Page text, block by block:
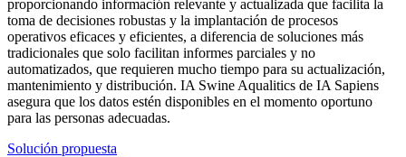
proporcionando información relevante y actualizada que facilita la
toma de decisiones robustas y la implantación de procesos
operativos eficaces y eficientes, a diferencia de soluciones más
tradicionales que solo facilitan informes parciales y no
automatizados, que requieren mucho tiempo para su actualización,
mantenimiento y distribución. IA Swine Aqualitics de IA Sapiens
asegura que los datos estén disponibles en el momento oportuno
para las personas adecuadas.
Solución propuesta